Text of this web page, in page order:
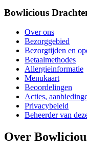
Bowlicious
Over ons
Bezorggebied
Bezorgtijden en
Betaalmethodes
Allergieinformatie
Menukaart
Beoordelingen
Acties,
Privacybeleid
Beheerder van
Over